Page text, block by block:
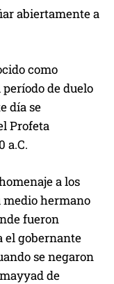
abiertamente a
como
de duelo
día se
Profeta
a.C.
a los
medio hermano
fueron
el gobernante
se negaron
de